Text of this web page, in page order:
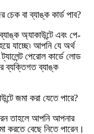
বা ব্যাঙ্ক কার্ড পাব?
অ্যাকাউন্টে এবং পে-
যাচ্ছে৷ আপনি যে অর্থ
পেরোল কার্ডে লোড
ব্যক্তিগত ব্যাঙ্ক
জমা করা যেতে পারে?
তাহলে আপনি আপনার
করতে বেছে নিতে পারেন।